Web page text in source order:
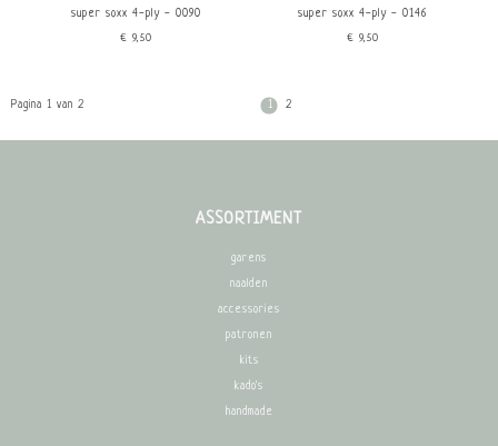
super soxx 4-ply - 0090
€9,50
super soxx 4-ply - 0146
€9,50
Pagina 1 van 2 1 2
ASSORTIMENT
garens
naalden
accessories
patronen
kits
kado's
handmade